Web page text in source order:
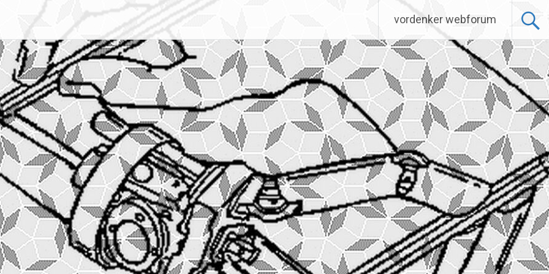
vordenker webforum